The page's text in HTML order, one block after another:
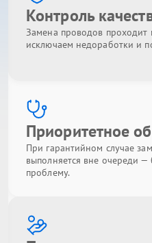
Контроль
Замена проводов проходит
исключаем недоработки и
Приоритетное
При гарантийном случае
выполняется вне очереди —
проблему.